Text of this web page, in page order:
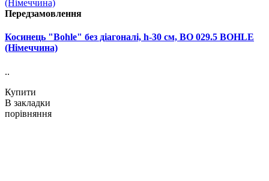
Передзамовлення
Косинець "Bohle" без діагоналі, h-30 см, BO 029.5 BOHLE
(Німеччина)
..
Купити
В закладки
порівняння